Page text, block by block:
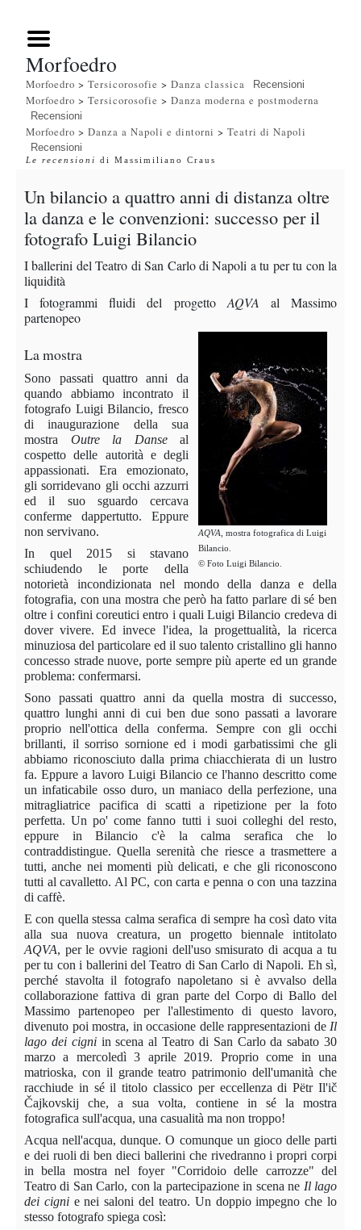
Morfoedro
Morfoedro > Tersicorosofie > Danza classica Recensioni
Morfoedro > Tersicorosofie > Danza moderna e postmoderna
Recensioni
Morfoedro > Danza a Napoli e dintorni > Teatri di Napoli
Recensioni
Le recensioni di Massimiliano Craus
Un bilancio a quattro anni di distanza oltre
la danza e le convenzioni: successo per il
fotografo Luigi Bilancio
I ballerini del Teatro di San Carlo di Napoli a tu per tu con la
liquidità
I fotogrammi fluidi del progetto AQVA al Massimo
partenopeo
AQVA , mostra fotografica di Luigi
Bilancio.
© Foto Luigi Bilancio.
La mostra
Sono passati quattro anni da
quando abbiamo incontrato il
fotografo Luigi Bilancio, fresco
di inaugurazione della sua
mostra Outrela Danseal
cospetto delle autorità e degli
appassionati. Era emozionato,
gli sorridevano gli occhi azzurri
ed il suo sguardo cercava
conferme dappertutto. Eppure
non servivano.
In quel 2015 si stavano
schiudendo le porte della
notorietà incondizionata nel mondo della danza e della
fotografia, con una mostra che però ha fatto parlare di sé ben
oltre i confini coreutici entro i quali Luigi Bilancio credeva di
dover vivere. Ed invece l'idea, la progettualità, la ricerca
minuziosa del particolare ed il suo talento cristallino gli hanno
concesso strade nuove, porte sempre più aperte ed un grande
problema: confermarsi.
Sono passati quattro anni da quella mostra di successo,
quattro lunghi anni di cui ben due sono passati a lavorare
proprio nell'ottica della conferma. Sempre con gli occhi
brillanti, il sorriso sornione ed i modi garbatissimi che gli
abbiamo riconosciuto dalla prima chiacchierata di un lustro
fa. Eppure a lavoro Luigi Bilancio ce l'hanno descritto come
un infaticabile osso duro, un maniaco della perfezione, una
mitragliatrice pacifica di scatti a ripetizione per la foto
perfetta. Un po' come fanno tutti i suoi colleghi del resto,
eppure in Bilancio c'è la calma serafica che lo
contraddistingue. Quella serenità che riesce a trasmettere a
tutti, anche nei momenti più delicati, e che gli riconoscono
tutti al cavalletto. Al PC, con carta e penna o con una tazzina
di caffè.
E con quella stessa calma serafica di sempre ha così dato vita
alla sua nuova creatura, un progetto biennale intitolato
AQVA, per le ovvie ragioni dell'uso smisurato di acqua a tu
per tu con i ballerini del Teatro di San Carlo di Napoli. Eh sì,
perché stavolta il fotografo napoletano si è avvalso della
collaborazione fattiva di gran parte del Corpo di Ballo del
Massimo partenopeo per l'allestimento di questo lavoro,
divenuto poi mostra, in occasione delle rappresentazioni de Il
lago dei cigniin scena al Teatro di San Carlo da sabato 30
marzo a mercoledì 3 aprile 2019. Proprio come in una
matrioska, con il grande teatro patrimonio dell'umanità che
racchiude in sé il titolo classico per eccellenza di Pëtr Il'ič
Čajkovskij che, a sua volta, contiene in sé la mostra
fotografica sull'acqua, una casualità ma non troppo!
Acqua nell'acqua, dunque. O comunque un gioco delle parti
e dei ruoli di ben dieci ballerini che rivedranno i propri corpi
in bella mostra nel foyer "Corridoio delle carrozze" del
Teatro di San Carlo, con la partecipazione in scena ne Il lago
dei cignie nei saloni del teatro. Un doppio impegno che lo
stesso fotografo spiega così: